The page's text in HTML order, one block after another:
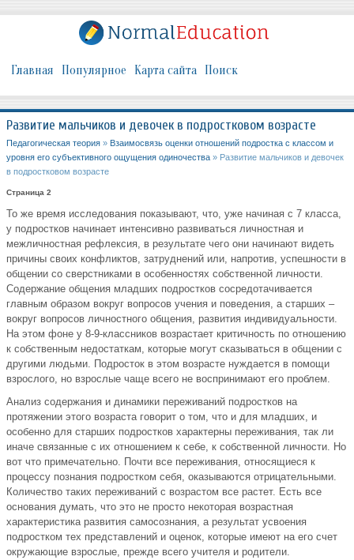
Главная Популярное Карта сайта Поиск
Развитие мальчиков и девочек в подростковом возрасте
Педагогическая теория » Взаимосвязь оценки отношений подростка с классом и
уровня его субъективного ощущения одиночества » Развитие мальчиков и девочек
в подростковом возрасте
Страница 2
То же время исследования показывают, что, уже начиная с 7 класса,
у подростков начинает интенсивно развиваться личностная и
межличностная рефлексия, в результате чего они начинают видеть
причины своих конфликтов, затруднений или, напротив, успешности в
общении со сверстниками в особенностях собственной личности.
Содержание общения младших подростков сосредотачивается
главным образом вокруг вопросов учения и поведения, а старших –
вокруг вопросов личностного общения, развития индивидуальности.
На этом фоне у 8-9-классников возрастает критичность по отношению
к собственным недостаткам, которые могут сказываться в общении с
другими людьми. Подросток в этом возрасте нуждается в помощи
взрослого, но взрослые чаще всего не воспринимают его проблем.
Анализ содержания и динамики переживаний подростков на
протяжении этого возраста говорит о том, что и для младших, и
особенно для старших подростков характерны переживания, так ли
иначе связанные с их отношением к себе, к собственной личности. Но
вот что примечательно. Почти все переживания, относящиеся к
процессу познания подростком себя, оказываются отрицательными.
Количество таких переживаний с возрастом все растет. Есть все
основания думать, что это не просто некоторая возрастная
характеристика развития самосознания, а результат усвоения
подростком тех представлений и оценок, которые имеют на его счет
окружающие взрослые, прежде всего учителя и родители.